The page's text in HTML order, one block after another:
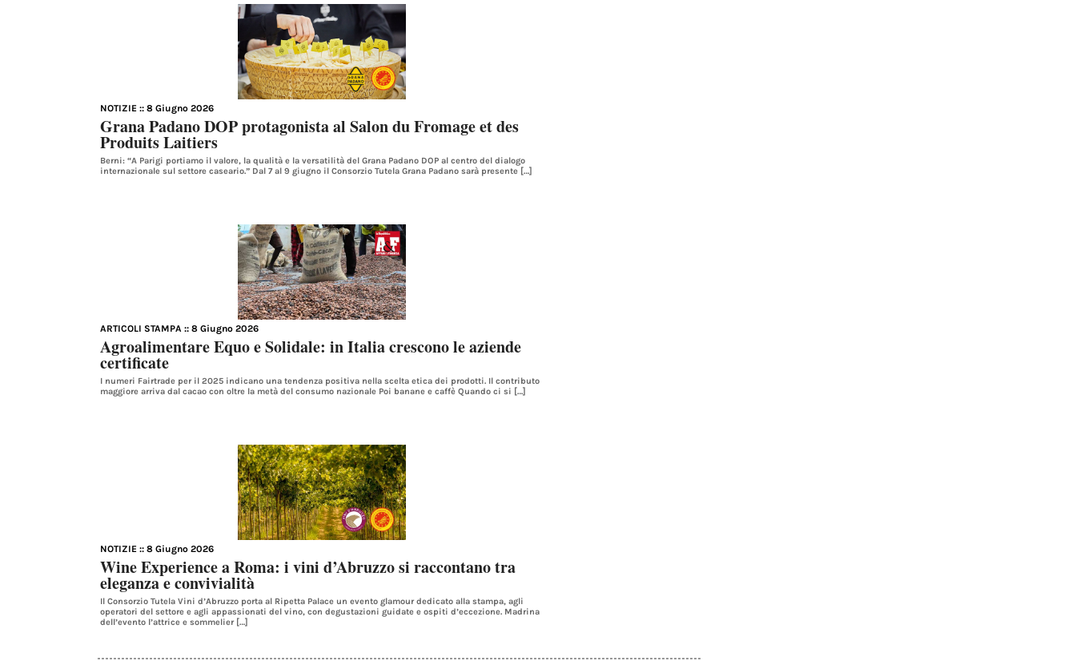
NOTIZIE :: 8 Giugno 2026
Grana Padano DOP protagonista al Salon du Fromage et des
Produits Laitiers
Berni: “A Parigi portiamo il valore, la qualità e la versatilità del Grana Padano DOP al centro del dialogo
internazionale sul settore caseario.” Dal 7 al 9 giugno il Consorzio Tutela Grana Padano sarà presente […]
ARTICOLI STAMPA :: 8 Giugno 2026
Agroalimentare Equo e Solidale: in Italia crescono le aziende
certificate
I numeri Fairtrade per il 2025 indicano una tendenza positiva nella scelta etica dei prodotti. Il contributo
maggiore arriva dal cacao con oltre la metà del consumo nazionale Poi banane e caffè Quando ci si […]
NOTIZIE :: 8 Giugno 2026
Wine Experience a Roma: i vini d’Abruzzo si raccontano tra
eleganza e convivialità
Il Consorzio Tutela Vini d’Abruzzo porta al Ripetta Palace un evento glamour dedicato alla stampa, agli
operatori del settore e agli appassionati del vino, con degustazioni guidate e ospiti d’eccezione. Madrina
dell’evento l’attrice e sommelier […]